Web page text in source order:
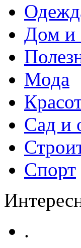
Дом и
Мода
Сад и
Спорт
.